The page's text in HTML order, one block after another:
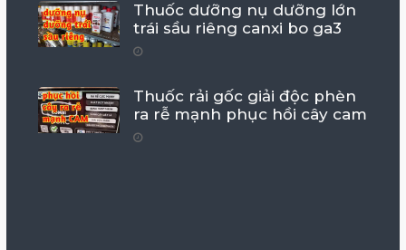
Thuốc dưỡng nụ dưỡng lớn
trái sầu riêng canxi bo ga3
Thuốc rải gốc giải độc phèn
ra rễ mạnh phục hồi cây cam